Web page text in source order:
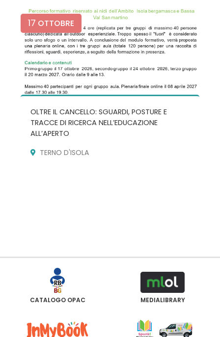
17 OTTOBRE
OLTRE IL CANCELLO: SGUARDI, POSTURE E
TRACCE DI RICERCA NELL’EDUCAZIONE
ALL’APERTO
TERNO D'ISOLA
CATALOGO OPAC MEDIALIBRARY